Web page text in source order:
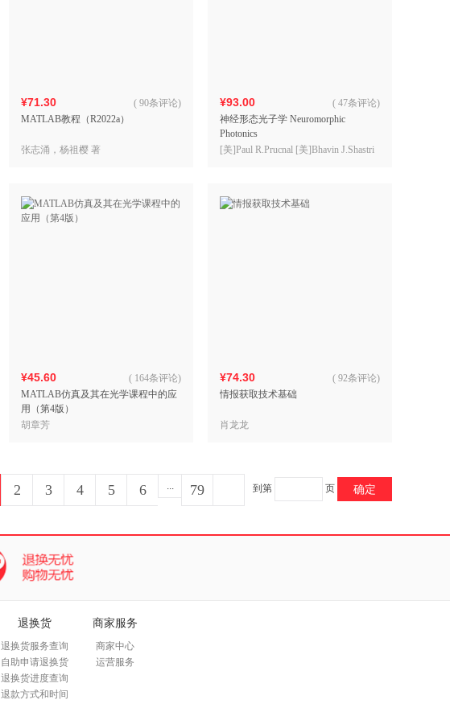
¥71.30
MATLAB教程（R2022a）
( 90条评论)
张志涌，杨祖樱 著
¥93.00
神经形态光子学 Neuromorphic
Photonics
( 47条评论)
[美]Paul R.Prucnal [美]Bhavin J.Shastri
¥45.60
MATLAB仿真及其在光学课程中的应
用（第4版）
( 164条评论)
胡章芳
¥74.30
情报获取技术基础
( 92条评论)
肖龙龙
到第 页 确定
2 3 4 5 6 ... 79
退换货
退换货服务查询
自助申请退换货
退换货进度查询
退款方式和时间
商家服务
商家中心
运营服务